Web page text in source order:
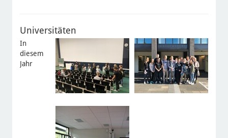
Universitäten
In
diesem
Jahr